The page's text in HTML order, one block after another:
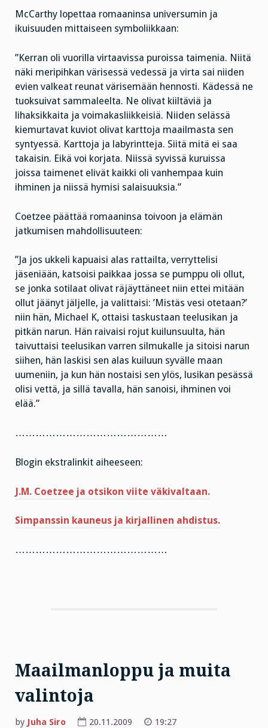
McCarthy lopettaa romaaninsa universumin ja
ikuisuuden mittaiseen symboliikkaan:
”Kerran oli vuorilla virtaavissa puroissa taimenia. Niitä
näki meripihkan värisessä vedessä ja virta sai niiden
evien valkeat reunat värisemään hennosti. Kädessä ne
tuoksuivat sammaleelta. Ne olivat kiiltäviä ja
lihaksikkaita ja voimakasliikkeisiä. Niiden selässä
kiemurtavat kuviot olivat karttoja maailmasta sen
syntyessä. Karttoja ja labyrintteja. Siitä mitä ei saa
takaisin. Eikä voi korjata. Niissä syvissä kuruissa
joissa taimenet elivät kaikki oli vanhempaa kuin
ihminen ja niissä hymisi salaisuuksia.”
Coetzee päättää romaaninsa toivoon ja elämän
jatkumisen mahdollisuuteen:
”Ja jos ukkeli kapuaisi alas rattailta, verryttelisi
jäseniään, katsoisi paikkaa jossa se pumppu oli ollut,
se jonka sotilaat olivat räjäyttäneet niin ettei mitään
ollut jäänyt jäljelle, ja valittaisi: ’Mistäs vesi otetaan?’
niin hän, Michael K, ottaisi taskustaan teelusikan ja
pitkän narun. Hän raivaisi rojut kuilunsuulta, hän
taivuttaisi teelusikan varren silmukalle ja sitoisi narun
siihen, hän laskisi sen alas kuiluun syvälle maan
uumeniin, ja kun hän nostaisi sen ylös, lusikan pesässä
olisi vettä, ja sillä tavalla, hän sanoisi, ihminen voi
elää.”
………………………………………
Blogin ekstralinkit aiheeseen:
J.M. Coetzee ja otsikon viite väkivaltaan.
Simpanssin kauneus ja kirjallinen ahdistus.
………………………………………
Maailmanloppu ja muita
valintoja
by Juha Siro 20.11.2009
19:27